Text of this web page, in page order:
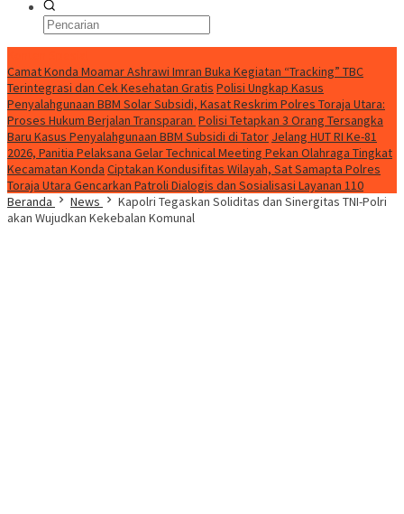
Camat Konda Moamar Ashrawi Imran Buka Kegiatan “Tracking” TBC
Terintegrasi dan Cek Kesehatan Gratis Polisi Ungkap Kasus
Penyalahgunaan BBM Solar Subsidi, Kasat Reskrim Polres Toraja Utara:
Proses Hukum Berjalan Transparan Polisi Tetapkan 3 Orang Tersangka
Baru Kasus Penyalahgunaan BBM Subsidi di Tator Jelang HUT RI Ke-81
2026, Panitia Pelaksana Gelar Technical Meeting Pekan Olahraga Tingkat
Kecamatan Konda Ciptakan Kondusifitas Wilayah, Sat Samapta Polres
Toraja Utara Gencarkan Patroli Dialogis dan Sosialisasi Layanan 110
Beranda
News
Kapolri Tegaskan Soliditas dan Sinergitas TNI-Polri
akan Wujudkan Kekebalan Komunal